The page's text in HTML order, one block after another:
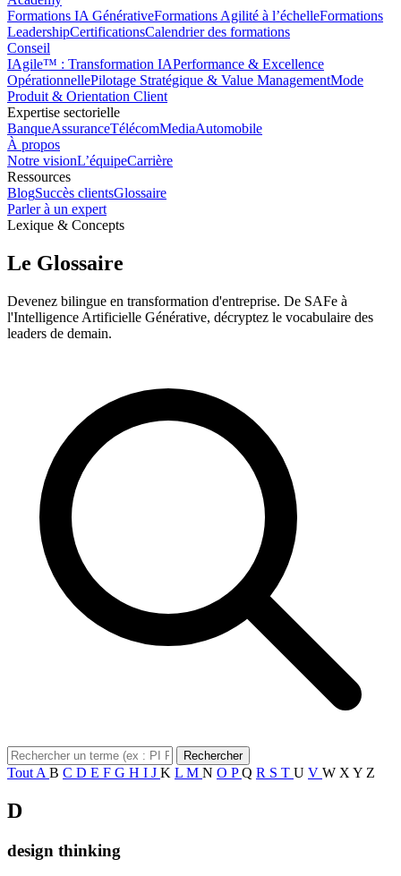
Formations IA GénérativeFormations Agilité à l’échelleFormations
LeadershipCertificationsCalendrier des formations
Conseil
IAgile™ : Transformation IAPerformance & Excellence
OpérationnellePilotage Stratégique & Value ManagementMode
Produit & Orientation Client
Expertise sectorielle
BanqueAssuranceTélécomMediaAutomobile
À propos
Notre visionL’équipeCarrière
Ressources
BlogSuccès clientsGlossaire
Parler à un expert
Lexique & Concepts
Le Glossaire
Devenez bilingue en transformation d'entreprise. De SAFe à
l'Intelligence Artificielle Générative, décryptez le vocabulaire des
leaders de demain.
Rechercher
Tout A B C D E F G H I J K L M N O PQ R S T U V W X Y Z
D
design thinking